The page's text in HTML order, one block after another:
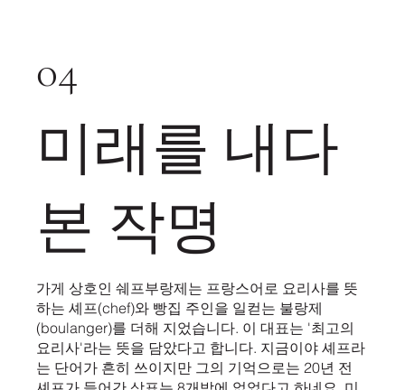
04
미래를 내다
본 작명
가게 상호인 쉐프부랑제는 프랑스어로 요리사를 뜻
하는 셰프(chef)와 빵집 주인을 일컫는 불랑제
(boulanger)를 더해 지었습니다. 이 대표는 '최고의
요리사'라는 뜻을 담았다고 합니다. 지금이야 셰프라
는 단어가 흔히 쓰이지만 그의 기억으로는 20년 전